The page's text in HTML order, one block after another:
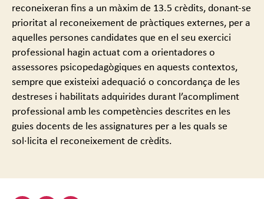
reconeixeran fins a un màxim de 13.5 crèdits, donant-se
prioritat al reconeixement de pràctiques externes, per a
aquelles persones candidates que en el seu exercici
professional hagin actuat com a orientadores o
assessores psicopedagògiques en aquests contextos,
sempre que existeixi adequació o concordança de les
destreses i habilitats adquirides durant l’acompliment
professional amb les competències descrites en les
guies docents de les assignatures per a les quals se
sol·licita el reconeixement de crèdits.